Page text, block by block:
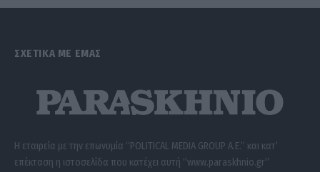
ΣΧΕΤΙΚΑ ΜΕ ΕΜΑΣ
Η εταιρεία με την επωνυμία “POLITICAL MEDIA GROUP A.E.” και κατ’
επέκταση η ιστοσελίδα που κατέχει αυτή “www.paraskhnio.gr”